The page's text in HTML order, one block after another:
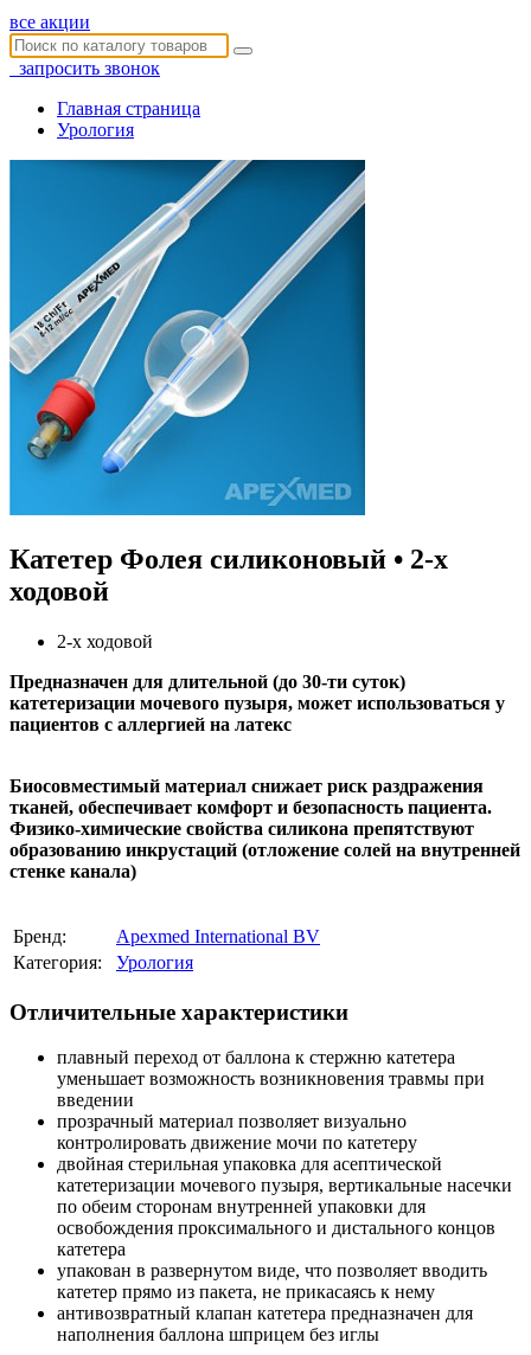
все акции
запросить звонок
Главная страница
Урология
Катетер Фолея cиликоновый • 2-х
ходовой
2-х ходовой
Предназначен для длительной (до 30-ти суток)
катетеризации мочевого пузыря, может использоваться у
пациентов с аллергией на латекс
Биосовместимый материал снижает риск раздражения
тканей, обеспечивает комфорт и безопасность пациента.
Физико-химические свойства силикона препятствуют
образованию инкрустаций (отложение солей на внутренней
стенке канала)
Бренд:
Apexmed International BV
Категория:
Урология
Отличительные характеристики
плавный переход от баллона к стержню катетера
уменьшает возможность возникновения травмы при
введении
прозрачный материал позволяет визуально
контролировать движение мочи по катетеру
двойная стерильная упаковка для асептической
катетеризации мочевого пузыря, вертикальные насечки
по обеим сторонам внутренней упаковки для
освобождения проксимального и дистального концов
катетера
упакован в развернутом виде, что позволяет вводить
катетер прямо из пакета, не прикасаясь к нему
антивозвратный клапан катетера предназначен для
наполнения баллона шприцем без иглы